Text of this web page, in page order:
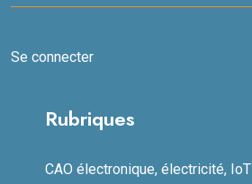
Se connecter
Rubriques
CAO électronique, électricité, IoT